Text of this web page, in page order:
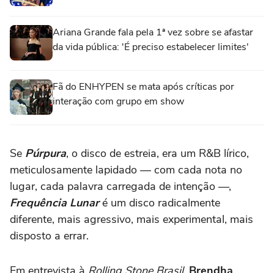
Ariana Grande fala pela 1ª vez sobre se afastar
da vida pública: 'É preciso estabelecer limites'
Fã do ENHYPEN se mata após críticas por
interação com grupo em show
Se Púrpura, o disco de estreia, era um R&B lírico,
meticulosamente lapidado — com cada nota no
lugar, cada palavra carregada de intenção —,
Frequência Lunaré um disco radicalmente
diferente, mais agressivo, mais experimental, mais
disposto a errar.